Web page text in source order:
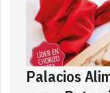
Palacios